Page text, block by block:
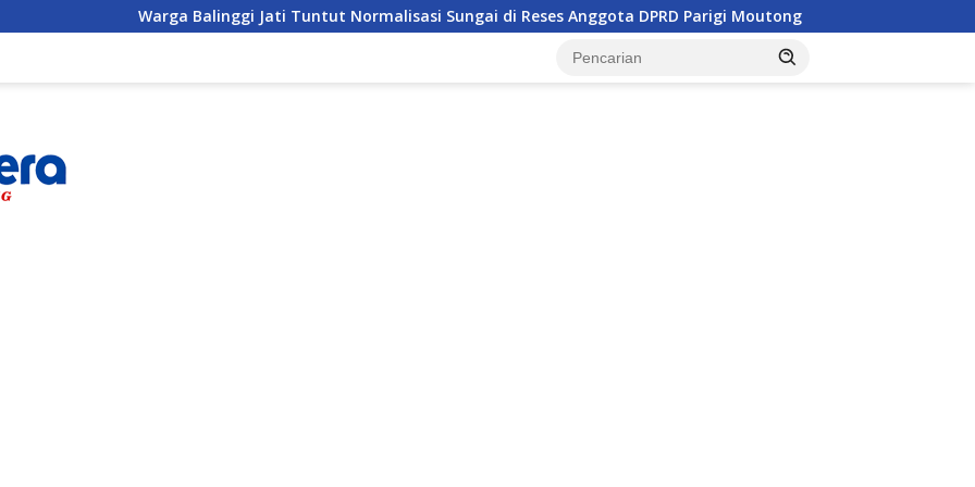
Warga Balinggi Jati Tuntut Normalisasi Sungai di Reses Anggota DPRD Parigi Moutong Penghulu di Parigi